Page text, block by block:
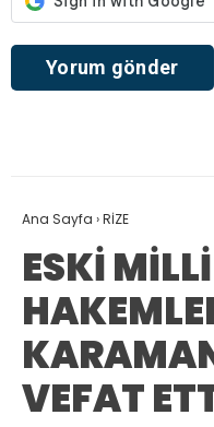
Ana Sayfa ›RİZE
ESKİ
VEFAT